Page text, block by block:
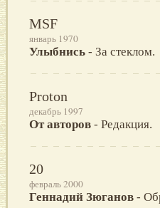
MSF
январь 1970
Улыбнись - За стеклом.
Proton
декабрь 1997
От авторов - Редакция.
20
февраль 2000
Геннадий Зюганов -